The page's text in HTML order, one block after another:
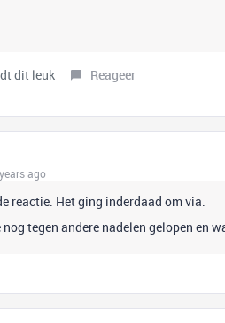
dit leuk Reageer
ago
reactie. Het ging inderdaad om via.
tegen andere nadelen gelopen en